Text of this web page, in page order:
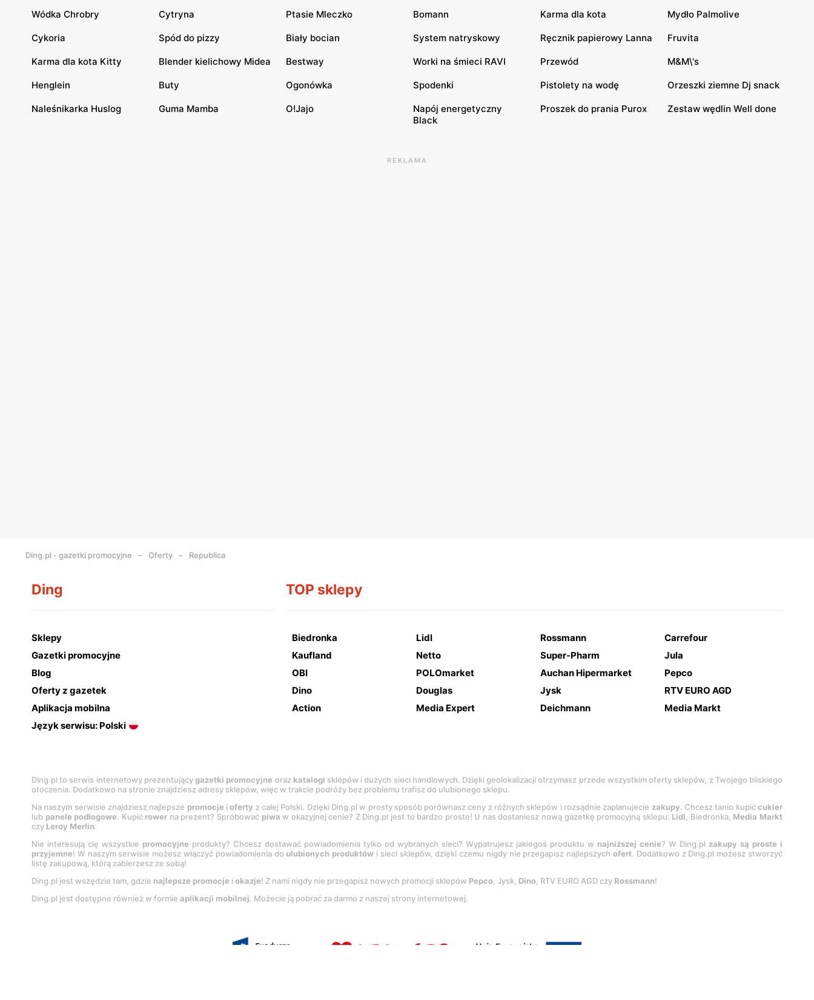
Wódka Chrobry Cytryna Ptasie Mleczko Bomann Karma dla kota Mydło Palmolive
Cykoria Spód do pizzy Biały bocian System natryskowy Ręcznik papierowy Lanna Fruvita
Karma dla kota Kitty Blender kielichowy Midea Bestway Worki na śmieci RAVI Przewód M&M\'s
Henglein Buty Ogonówka Spodenki Pistolety na wodę Orzeszki ziemne Dj snack
Naleśnikarka Huslog Guma Mamba O!Jajo
Napój energetyczny
Black
Proszek do prania Purox Zestaw wędlin Well done
REKLAMA
Ding.pl - gazetki promocyjne Oferty Republica
Ding
Sklepy
Gazetki promocyjne
Blog
Oferty z gazetek
Aplikacja mobilna
Język serwisu: Polski
TOP sklepy
Biedronka Lidl Rossmann
Carrefour
Kaufland
Netto Super-Pharm
Jula
OBI
POLOmarket Auchan Hipermarket
Pepco
Dino
Douglas Jysk
RTV EURO AGD
Action
Media Expert Deichmann Media Markt
Ding.pl to serwis internetowy prezentującygazetki promocyjne oraz katalogi sklepów i dużych sieci handlowych. Dzięki geolokalizacji otrzymasz przede wszystkim oferty sklepów, z Twojego bliskiego
otoczenia. Dodatkowo na stronie znajdziesz adresy sklepów, więc w trakcie podróży bez problemu trafisz do ulubionego sklepu.
Na naszym serwisie znajdziesz najlepsze promocje ioferty z całej Polski. Dzięki Ding.pl w prosty sposób porównasz ceny z różnych sklepów i rozsądnie zaplanujecie zakupy. Chcesz tanio kupićcukier
lub panele podłogowe. Kupić rower na prezent? Spróbować piwa w okazyjnej cenie? Z Ding.pl jest to bardzo proste! U nas dostaniesz nową gazetkę promocyjną sklepu: Lidl, Biedronka, Media Markt
czy Leroy Merlin.
Nie interesują cię wszystkie promocyjne produkty? Chcesz dostawać powiadomienia tylko od wybranych sieci? Wypatrujesz jakiegoś produktu w najniższej cenie? W Ding.pl zakupy są proste i
przyjemne! W naszym serwisie możesz włączyć powiadomienia do ulubionych produktów i sieci sklepów, dzięki czemu nigdy nie przegapisz najlepszychofert. Dodatkowo z Ding.pl możesz stworzyć
listę zakupową, którą zabierzesz ze sobą!
Ding.pl jest wszędzie tam, gdzie najlepsze promocje i okazje! Z nami nigdy nie przegapisz nowych promocji sklepów Pepco, Jysk, Dino, RTV EURO AGD czy Rossmann!
Ding.pl jest dostępne również w formie aplikacji mobilnej. Możecie ją pobrać za darmo z naszej strony internetowej.